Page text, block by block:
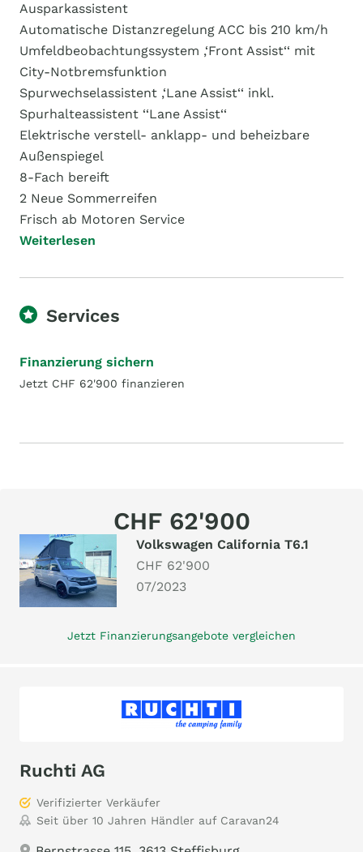
Ausparkassistent
Automatische Distanzregelung ACC bis 210 km/h
Umfeldbeobachtungssystem ‚‘Front Assist‘‘ mit
City-Notbremsfunktion
Spurwechselassistent ‚‘Lane Assist‘‘ inkl.
Spurhalteassistent ‘‘Lane Assist‘‘
Elektrische verstell- anklapp- und beheizbare
Außenspiegel
8-Fach bereift
2 Neue Sommerreifen
Frisch ab Motoren Service
Weiterlesen
Services
Finanzierung sichern
Jetzt CHF 62'900 finanzieren
CHF 62'900
Volkswagen California T6.1
CHF 62'900
07/2023
Jetzt Finanzierungsangebote vergleichen
Ruchti AG
Verifizierter Verkäufer
Seit über 10 Jahren Händler auf Caravan24